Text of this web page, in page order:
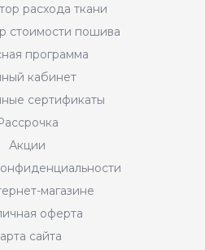
расхода ткани
стоимости пошива
программа
кабинет
сертификаты
Акции
магазине
оферта
сайта